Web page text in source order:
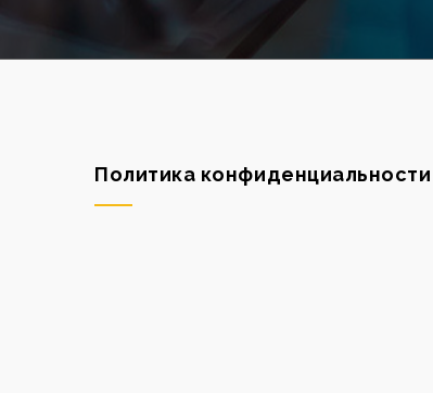
Политика конфиденциальности